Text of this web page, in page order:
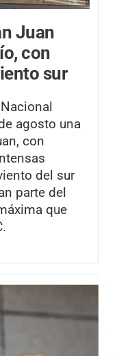
Juan
con
sur
agosto una
con
del sur
parte del
que